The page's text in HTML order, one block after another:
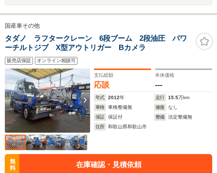
国産車その他
タダノ ラフタークレーン 6段ブーム 2段油圧 パワ
ーチルトジブ X型アウトリガー Bカメラ
販売店保証 オンライン相談可
支払総額
応談
本体価格
---
年式 2012年 走行 15.5万km
車検
車検整備無 修復
なし
保証
保証付 整備
法定整備無
住所
和歌山県和歌山市
無
料
在庫確認・見積依頼